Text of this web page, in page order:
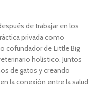
de trabajar en los
privada como
cofundador de Little Big
holístico. Juntos
de gatos y creando
la conexión entre la salud